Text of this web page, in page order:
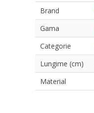
Brand
Gama
Categorie
Lungime (cm)
Material